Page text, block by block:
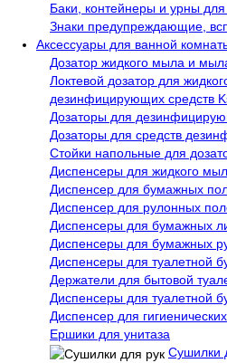
Баки, контейнеры и урны
Знаки предупреждающие,
Аксессуары для ванной
Дозатор жидкого мыла и
Локтевой дозатор для
дезинфицирующих средств
Дозаторы для
Дозаторы для средств
Стойки напольные для
Диспенсеры для жидкого
Диспенсер для бумажных
Диспенсер для рулонных
Диспенсеры для бумажных
Диспенсеры для бумажных
Диспенсеры для туалетной
Держатели для бытовой
Диспенсеры для туалетной
Диспенсер для
Ершики для унитаза
Сушилки